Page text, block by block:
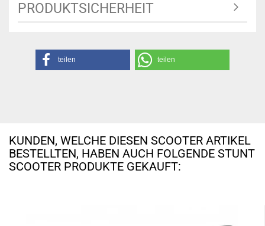
PRODUKTSICHERHEIT
teilen teilen
KUNDEN, WELCHE DIESEN SCOOTER ARTIKEL
BESTELLTEN, HABEN AUCH FOLGENDE STUNT
SCOOTER PRODUKTE GEKAUFT: